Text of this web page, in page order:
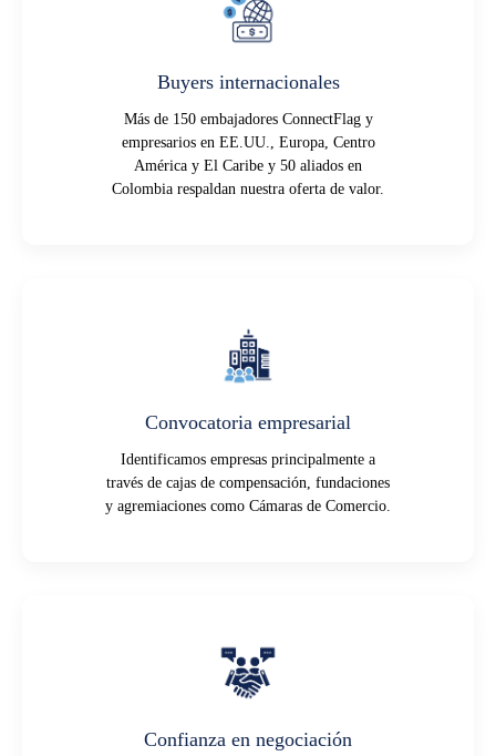
Buyers internacionales
Más de 150 embajadores ConnectFlag y
empresarios en EE.UU., Europa, Centro
América y El Caribe y 50 aliados en
Colombia respaldan nuestra oferta de valor.
Convocatoria empresarial
Identificamos empresas principalmente a
través de cajas de compensación, fundaciones
y agremiaciones como Cámaras de Comercio.
Confianza en negociación